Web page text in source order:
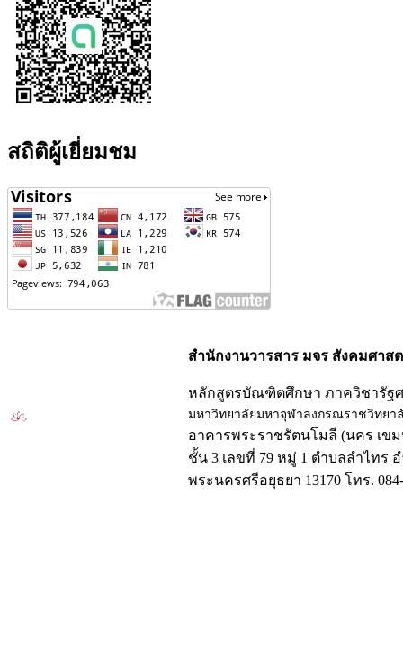
สถิติผู้เยี่ยมชม
สำนักงานวารสาร มจร สังคมศาส
หลักสูตรบัณฑิตศึกษา ภาควิชารัฐ
มหาวิทยาลัยมหาจุฬาลงกรณราชวิทยา
อาคารพระราชรัตนโมลี (นคร เข
ชั้น 3 เลขที่ 79 หมู่ 1 ตำบลลำไทร
พระนครศรีอยุธยา 13170 โทร. 084-